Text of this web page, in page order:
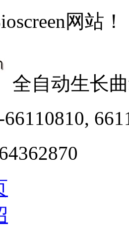
网站！
全自动生长